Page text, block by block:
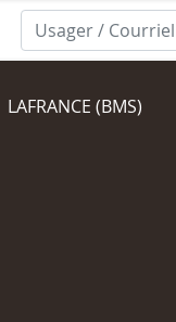
LAFRANCE (BMS)